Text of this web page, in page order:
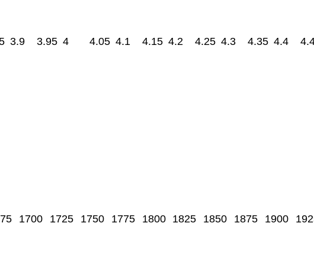
3.9 3.95 4 4.05 4.1 4.15 4.2 4.25 4.3 4.35 4.4
1700 1725 1750 1775 1800 1825 1850 1875 1900